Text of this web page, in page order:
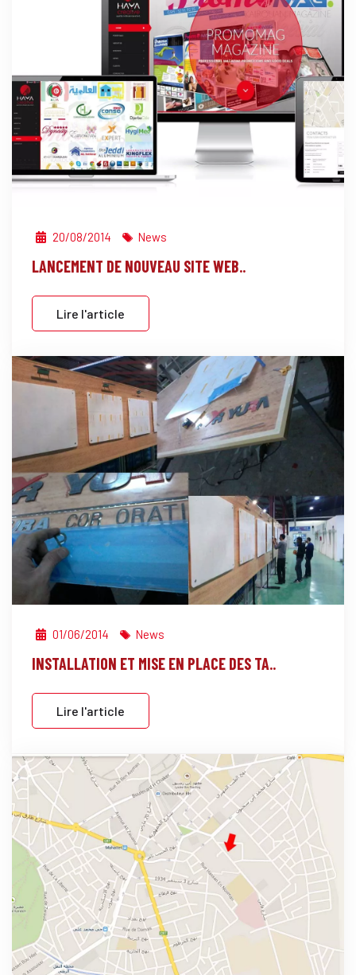
20/08/2014 News
LANCEMENT DE NOUVEAU SITE WEB..
Lire l'article
01/06/2014 News
INSTALLATION ET MISE EN PLACE DES TA..
Lire l'article